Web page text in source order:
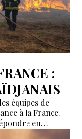
:
équipes de
à la France.
en